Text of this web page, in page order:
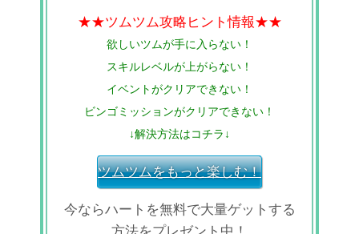
★★ツムツム攻略ヒント情報★★
欲しいツムが手に入らない！
スキルレベルが上がらない！
イベントがクリアできない！
ビンゴミッションがクリアできない！
↓解決方法はコチラ↓
ツムツムをもっと楽しむ！
今ならハートを無料で大量ゲットする